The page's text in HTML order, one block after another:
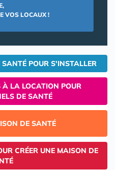
VOS LOCAUX !
POUR S'INSTALLER
À LA LOCATION POUR
DE SANTÉ
DE SANTÉ
CRÉER UNE MAISON DE